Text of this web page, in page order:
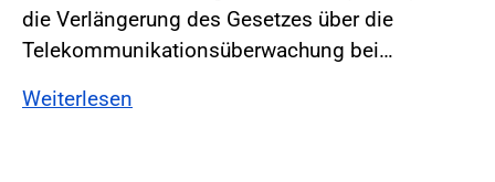
die Verlängerung des Gesetzes über die
Telekommunikationsüberwachung bei…
Weiterlesen